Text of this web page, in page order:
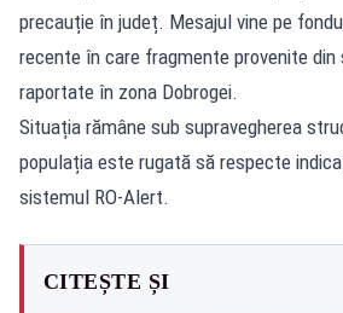
precauție în județ. Mesajul vine pe
recente în care fragmente provenite
raportate în zona Dobrogei.
Situația rămâne sub supravegherea
populația este rugată să respecte
sistemul RO‑Alert.
CITEȘTE ȘI